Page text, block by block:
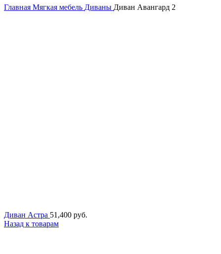
Главная Мягкая мебель Диваны Диван Авангард 2
Диван Астра 51,400 руб.
Назад к товарам